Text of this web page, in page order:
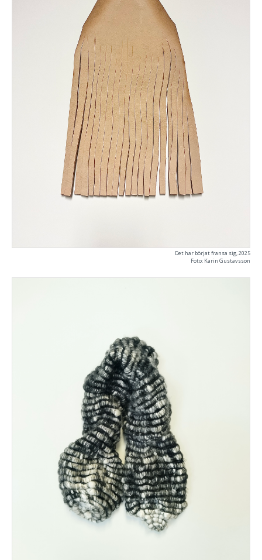
Det har börjat fransa sig, 2025
Foto: Karin Gustavsson